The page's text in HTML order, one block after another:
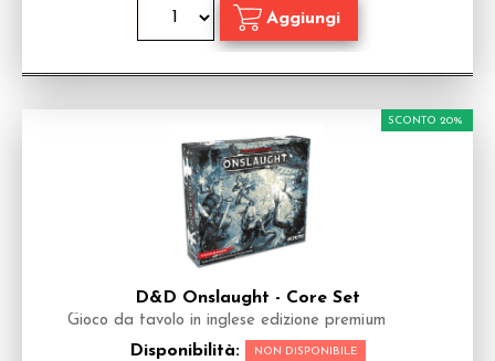
D&D Onslaught - Core Set
Gioco da tavolo in inglese edizione premium
Disponibilità: NON DISPONIBILE
SCONTO 20%